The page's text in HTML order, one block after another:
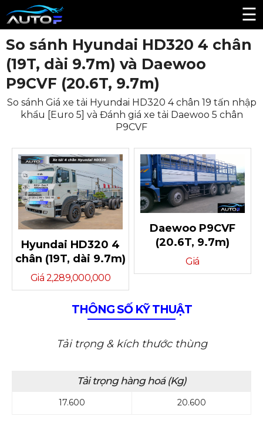
☰
So sánh Hyundai HD320 4 chân
(19T, dài 9.7m) và Daewoo
P9CVF (20.6T, 9.7m)
So sánh Giá xe tải Hyundai HD320 4 chân 19 tấn nhập
khẩu [Euro 5] và Đánh giá xe tải Daewoo 5 chân
P9CVF
Hyundai HD320 4
chân (19T, dài 9.7m)
Giá 2,289,000,000
Daewoo P9CVF
(20.6T, 9.7m)
Giá
THÔNG SỐ KỸ THUẬT
Tải trọng & kích thước thùng
Tải trọng hàng hoá (Kg)
17.600 20.600